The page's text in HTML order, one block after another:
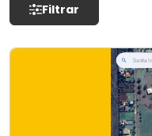
Filtrar